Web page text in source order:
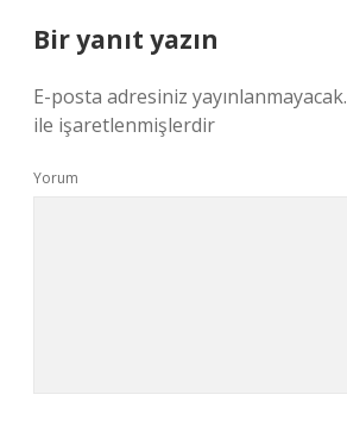
Bir yanıt yazın
E-posta adresiniz yayınlanmayacak.
ile işaretlenmişlerdir
Yorum